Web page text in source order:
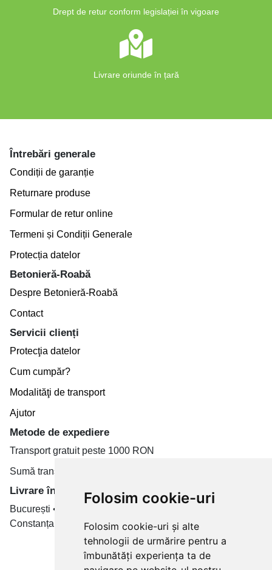
Folosim cookie-uri
Folosim cookie-uri și alte
tehnologii de urmărire pentru a
îmbunătăți experiența ta de
Drept de retur conform legislației în vigoare
Livrare oriunde în țară
Întrebări generale
Condiții de garanție
Returnare produse
Formular de retur online
Termeni și Condiții Generale
Protecția datelor
Betonieră-Roabă
Despre Betonieră-Roabă
Contact
Servicii clienți
Protecţia datelor
Cum cumpăr?
Modalităţi de transport
Ajutor
Metode de expediere
Transport gratuit peste 1000 RON
Sumă transport de la 19.99 RON
Livrare în toate țară
București • Cluj-Napoca • Brașov • Timișoara • Iași •
Constanța • Craiova
Plăți cu card bancar prin